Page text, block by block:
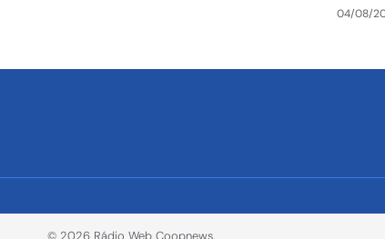
04/08/
© 2026 Rádio Web Coopnews.